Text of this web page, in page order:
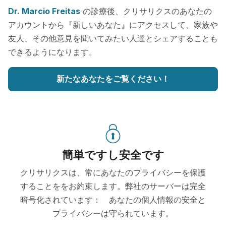
Dr. Marcio Freitas の診療後、クリサリクスのあなたの
アカウントから『新しいあなた』にアクセスして、家族や
友人、その他意見を聞いてみたい人達とシェアすることも
できるようになります。
新たなあなたをご覧ください！
簡単ですし安全です
クリサリクスは、常にあなたのプライバシーを保護
することををお約束します。弊社のサーバーは完全
暗号化されています： あなたの個人情報の安全と
プライバシーは守られています。